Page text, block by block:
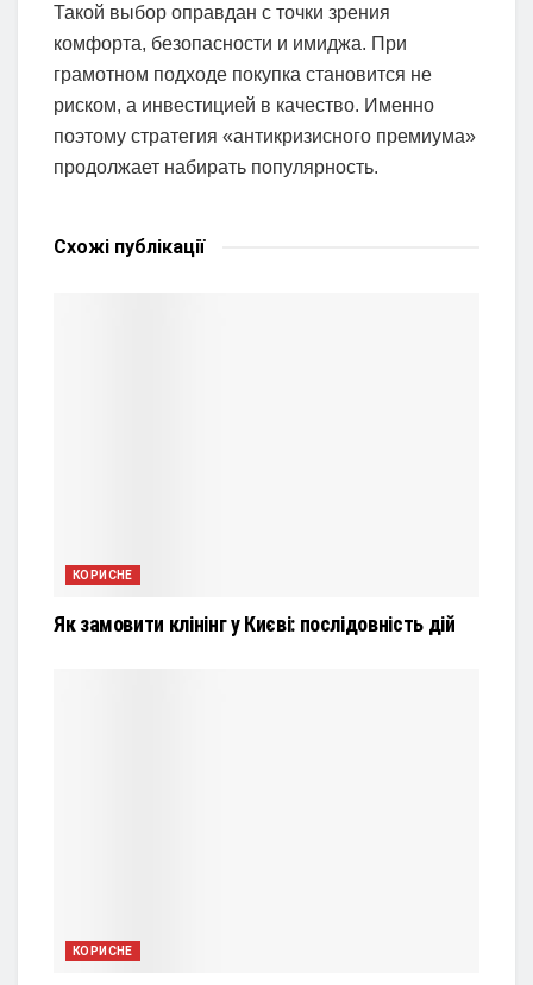
Такой выбор оправдан с точки зрения
комфорта, безопасности и имиджа. При
грамотном подходе покупка становится не
риском, а инвестицией в качество. Именно
поэтому стратегия «антикризисного премиума»
продолжает набирать популярность.
Схожі публікації
КОРИСНЕ
Як замовити клінінг у Києві: послідовність дій
КОРИСНЕ